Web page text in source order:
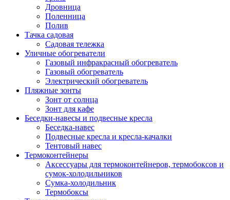
Дровница
Поленница
Полив
Тачка садовая
Садовая тележка
Уличные обогреватели
Газовый инфракрасный обогреватель
Газовый обогреватель
Электрический обогреватель
Пляжные зонты
Зонт от солнца
Зонт для кафе
Беседки-навесы и подвесные кресла
Беседка-навес
Подвесные кресла и кресла-качалки
Тентовый навес
Термоконтейнеры
Аксессуары для термоконтейнеров, термобоксов и
сумок-холодильников
Сумка-холодильник
Термобоксы